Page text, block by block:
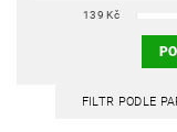
139 Kč
FILTR PODLE